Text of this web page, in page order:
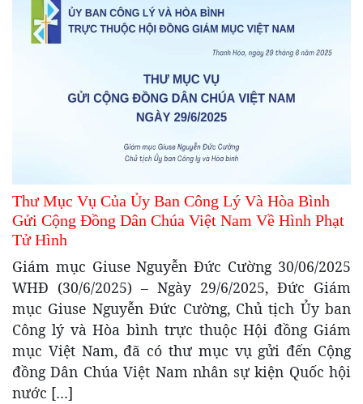
Thư Mục Vụ Của Ủy Ban Công Lý Và Hòa Bình
Gửi Cộng Đồng Dân Chúa Việt Nam Về Hình Phạt
Tử Hình
Giám mục Giuse Nguyễn Đức Cường 30/06/2025
WHĐ (30/6/2025) – Ngày 29/6/2025, Đức Giám
mục Giuse Nguyễn Đức Cường, Chủ tịch Ủy ban
Công lý và Hòa bình trực thuộc Hội đồng Giám
mục Việt Nam, đã có thư mục vụ gửi đến Cộng
đồng Dân Chúa Việt Nam nhân sự kiện Quốc hội
nước […]